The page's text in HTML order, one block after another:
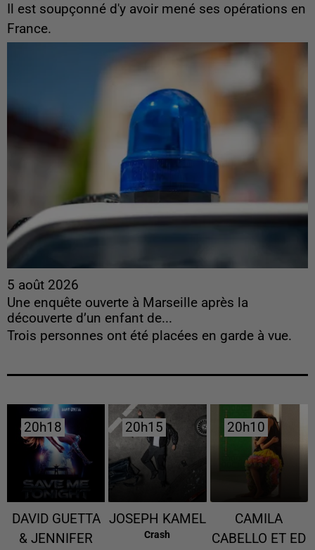
Il est soupçonné d'y avoir mené ses opérations en
France.
5 août 2026
Une enquête ouverte à Marseille après la
découverte d’un enfant de...
Trois personnes ont été placées en garde à vue.
20h18
20h18
DAVID GUETTA
& JENNIFER
20h15
20h15
JOSEPH KAMEL
Crash
20h10
20h10
CAMILA
CABELLO ET ED